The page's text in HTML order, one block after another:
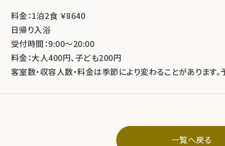
料金：1泊2食 ￥8640
日帰り入浴
受付時間：9:00～20:00
料金：大人400円、子ども200円
客室数・収容人数・料金は季節により変わることがあります。
一覧へ戻る